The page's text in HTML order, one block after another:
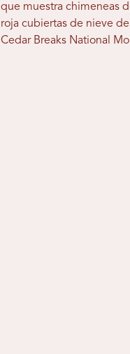
que muestra chimeneas
roja cubiertas de nieve
Cedar Breaks National